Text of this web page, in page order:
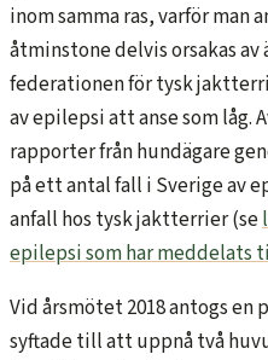
inom samma ras, varför man
åtminstone delvis orsakas
federationen för tysk
av epilepsi att anse som låg.
rapporter från hundägare
på ett antal fall i Sverige av
anfall hos tysk jaktterrier (se
epilepsi som har meddelats
Vid årsmötet 2018 antogs
syftade till att uppnå två